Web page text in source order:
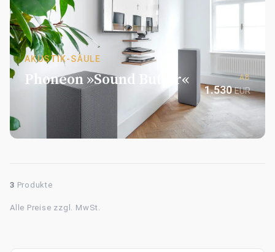
AKUSTIK-SÄULE
Phoneon »Sound Butler« AB
1.530EUR
3 Produkte
Alle Preise zzgl. MwSt.